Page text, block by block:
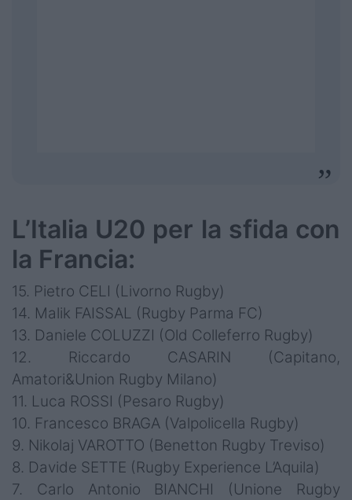
L’Italia U20 per la sfida con
la Francia:
15. Pietro CELI (Livorno Rugby)
14. Malik FAISSAL (Rugby Parma FC)
13. Daniele COLUZZI (Old Colleferro Rugby)
12. Riccardo CASARIN (Capitano,
Amatori&Union Rugby Milano)
11. Luca ROSSI (Pesaro Rugby)
10. Francesco BRAGA (Valpolicella Rugby)
9. Nikolaj VAROTTO (Benetton Rugby Treviso)
8. Davide SETTE (Rugby Experience L’Aquila)
7. Carlo Antonio BIANCHI (Unione Rugby